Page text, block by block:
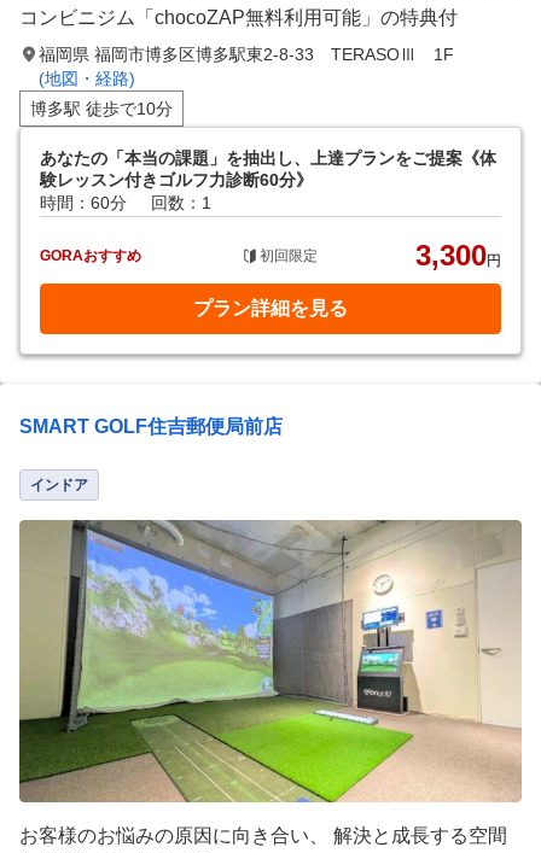
コンビニジム「chocoZAP無料利用可能」の特典付
福岡県 福岡市博多区博多駅東2-8-33 TERASOⅢ 1F
(地図・経路)
博多駅 徒歩で10分
あなたの「本当の課題」を抽出し、上達プランをご提案《体
験レッスン付きゴルフ力診断60分》
時間：60分
回数：1
GORAおすすめ 初回限定 3,300円
プラン詳細を見る
SMART GOLF住吉郵便局前店
インドア
お客様のお悩みの原因に向き合い、 解決と成長する空間